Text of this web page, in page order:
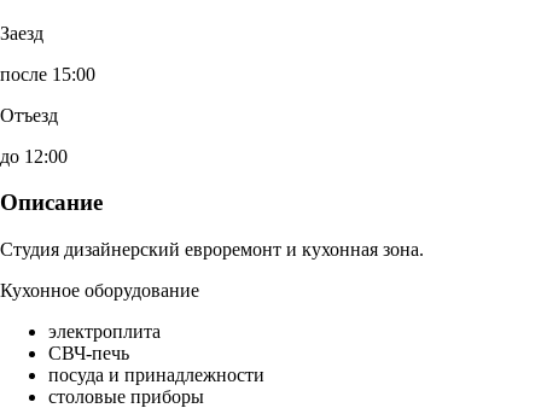
Заезд
после 15:00
Отъезд
до 12:00
Описание
Студия дизайнерский евроремонт и кухонная зона.
Кухонное оборудование
электроплита
СВЧ-печь
посуда и принадлежности
столовые приборы